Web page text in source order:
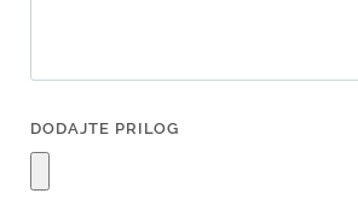
DODAJTE PRILOG